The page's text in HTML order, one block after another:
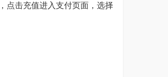
点击充值进入支付页面，选择